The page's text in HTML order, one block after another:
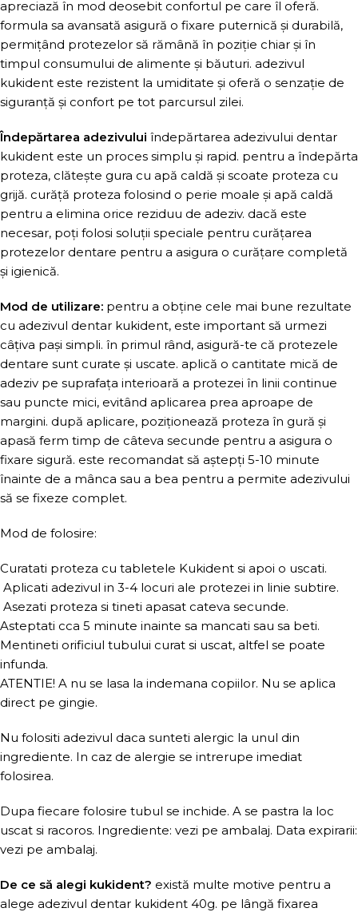
apreciază în mod deosebit confortul pe care îl oferă.
formula sa avansată asigură o fixare puternică și durabilă,
permițând protezelor să rămână în poziție chiar și în
timpul consumului de alimente și băuturi. adezivul
kukident este rezistent la umiditate și oferă o senzație de
siguranță și confort pe tot parcursul zilei.
Îndepărtarea adezivului îndepărtarea adezivului dentar
kukident este un proces simplu și rapid. pentru a îndepărta
proteza, clătește gura cu apă caldă și scoate proteza cu
grijă. curăță proteza folosind o perie moale și apă caldă
pentru a elimina orice reziduu de adeziv. dacă este
necesar, poți folosi soluții speciale pentru curățarea
protezelor dentare pentru a asigura o curățare completă
și igienică.
Mod de utilizare: pentru a obține cele mai bune rezultate
cu adezivul dentar kukident, este important să urmezi
câțiva pași simpli. în primul rând, asigură-te că protezele
dentare sunt curate și uscate. aplică o cantitate mică de
adeziv pe suprafața interioară a protezei în linii continue
sau puncte mici, evitând aplicarea prea aproape de
margini. după aplicare, poziționează proteza în gură și
apasă ferm timp de câteva secunde pentru a asigura o
fixare sigură. este recomandat să aștepți 5-10 minute
înainte de a mânca sau a bea pentru a permite adezivului
să se fixeze complet.
Mod de folosire:
Curatati proteza cu tabletele Kukident si apoi o uscati.
Aplicati adezivul in 3-4 locuri ale protezei in linie subtire.
Asezati proteza si tineti apasat cateva secunde.
Asteptati cca 5 minute inainte sa mancati sau sa beti.
Mentineti orificiul tubului curat si uscat, altfel se poate
infunda.
ATENTIE! A nu se lasa la indemana copiilor. Nu se aplica
direct pe gingie.
Nu folositi adezivul daca sunteti alergic la unul din
ingrediente. In caz de alergie se intrerupe imediat
folosirea.
Dupa fiecare folosire tubul se inchide. A se pastra la loc
uscat si racoros. Ingrediente: vezi pe ambalaj. Data expirarii:
vezi pe ambalaj.
De ce să alegi kukident? există multe motive pentru a
alege adezivul dentar kukident 40g. pe lângă fixarea